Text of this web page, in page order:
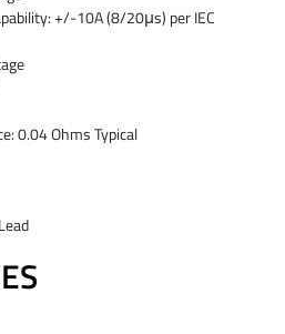
+/-10A (8/20μs) per IEC
0.04 Ohms Typical